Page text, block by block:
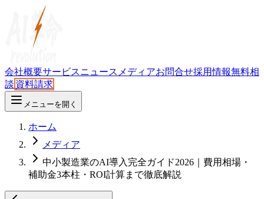
会社概要サービスニュース メディアお問合せ採用情報無料相
談 資料請求
メニューを開く
ホーム
メディア
中小製造業のAI導入完全ガイド2026｜費用相場・
補助金3本柱・ROI計算まで徹底解説